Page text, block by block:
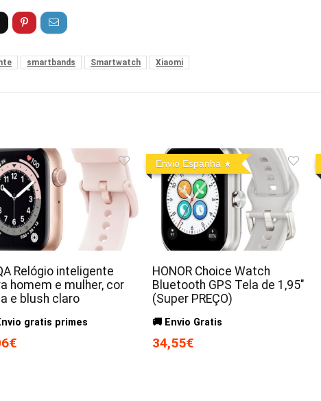
smartbands Smartwatch Xiaomi
Relógio inteligente
homem e mulher, cor
e blush claro
gratis primes
Envio Espanha
HONOR Choice Watch
Bluetooth GPS Tela de 1,95″
(Super PREÇO)
🚚 Envio Gratis
34,55€